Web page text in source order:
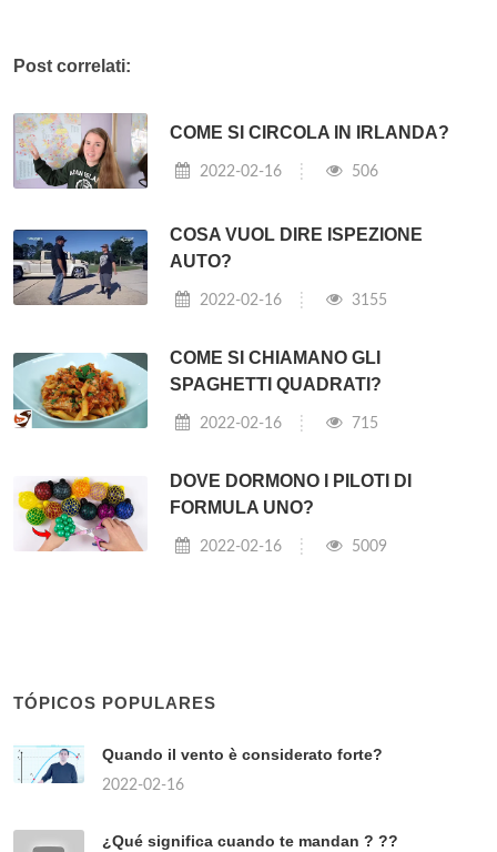
Post correlati:
COME SI CIRCOLA IN IRLANDA?
2022-02-16 506
COSA VUOL DIRE ISPEZIONE
AUTO?
2022-02-16 3155
COME SI CHIAMANO GLI
SPAGHETTI QUADRATI?
2022-02-16 715
DOVE DORMONO I PILOTI DI
FORMULA UNO?
2022-02-16 5009
TÓPICOS POPULARES
Quando il vento è considerato forte?
2022-02-16
¿Qué significa cuando te mandan ? ??